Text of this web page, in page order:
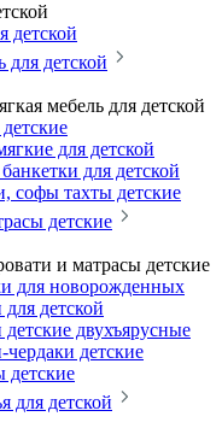
детской
для детской
мебель для детской
для детской
для детской
софы тахты детские
детские
и матрасы детские
для новорожденных
детской
двухъярусные
чердаки детские
детские
для детской